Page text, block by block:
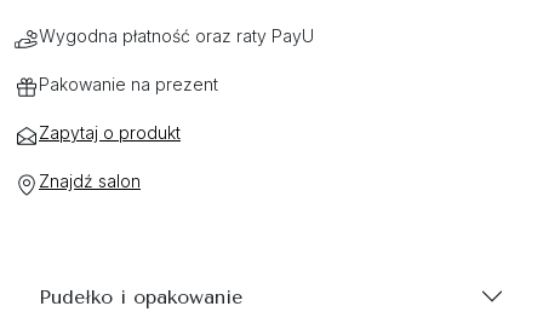
Wygodna płatność oraz raty PayU
Pakowanie na prezent
Zapytaj o produkt
Znajdź salon
Pudełko i opakowanie